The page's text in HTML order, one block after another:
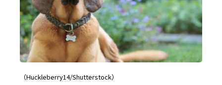
（Huckleberry14/Shutterstock）